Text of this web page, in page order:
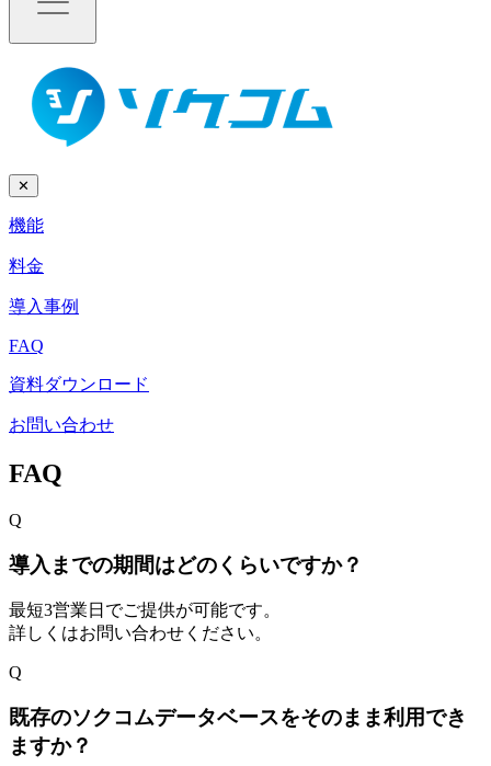
✕
機能
料金
導入事例
FAQ
資料ダウンロード
お問い合わせ
FAQ
Q
導入までの期間はどのくらいですか？
最短3営業日でご提供が可能です。
詳しくはお問い合わせください。
Q
既存のソクコムデータベースをそのまま利用でき
ますか？